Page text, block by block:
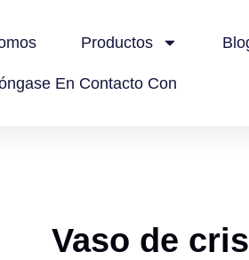
Productos
En Contacto Con
Vaso de